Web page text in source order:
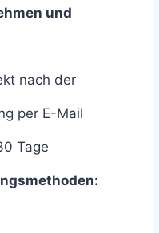
und
nach der
per E-Mail
Tage